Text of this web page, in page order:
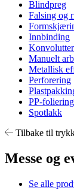
Blindpreg
Falsing og
Innbinding
Manuelt
Metallisk
Perforering
PP-foliering
Spotlakk
Tilbake til
Messe og
Se alle